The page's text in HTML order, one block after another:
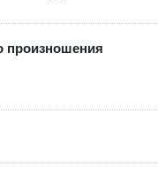
произношения